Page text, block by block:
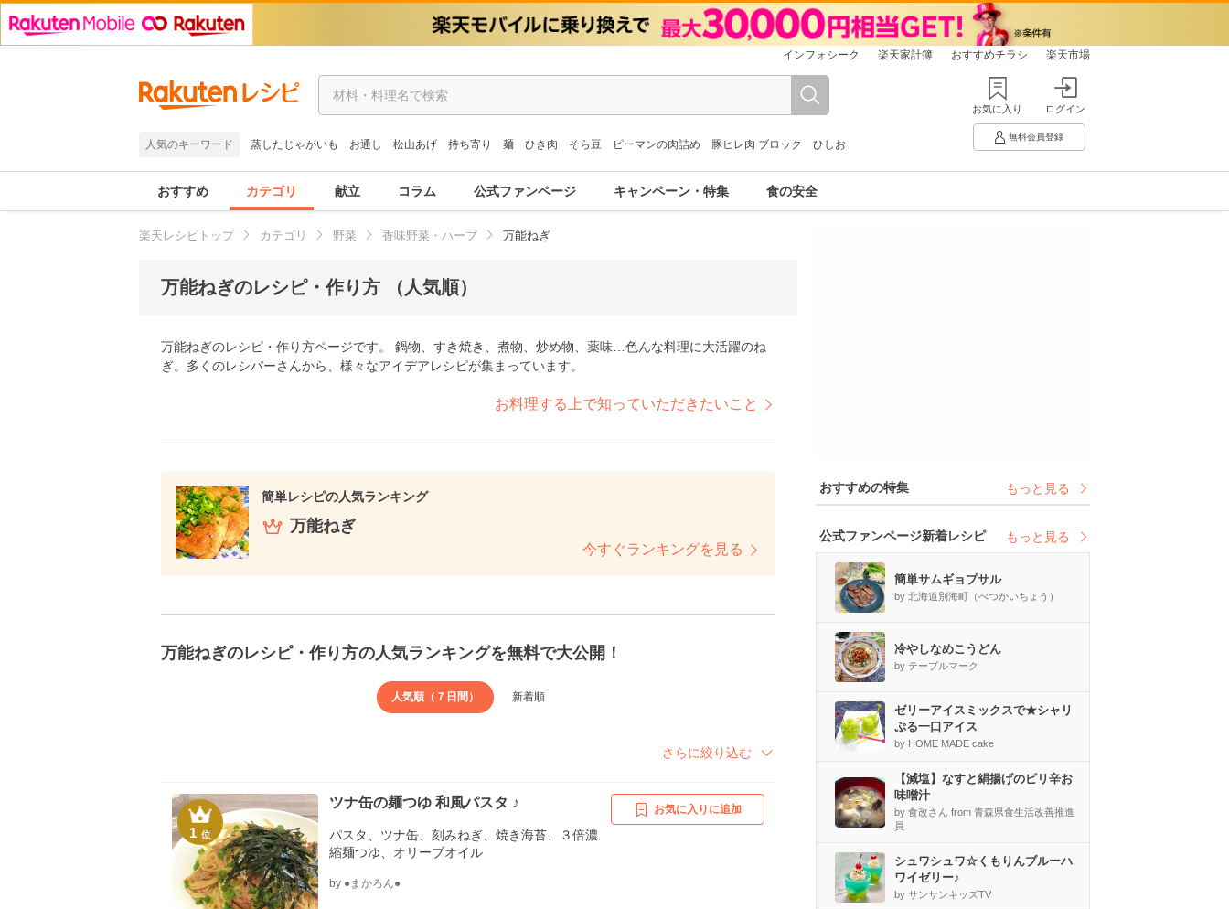
インフォシーク 楽天家計簿 おすすめチラシ 楽天市場
人気のキーワード 蒸したじゃがいも お通し 松山あげ 持ち寄り 麺 ひき肉 そら豆 ピーマンの肉詰め 豚ヒレ肉 ブロック ひしお
お気に入り ログイン
無料会員登録
おすすめ カテゴリ 献立 コラム 公式ファンページ キャンペーン・特集 食の安全
楽天レシピトップ カテゴリ 野菜 香味野菜・ハーブ 万能ねぎ
万能ねぎのレシピ・作り方 （人気順）
万能ねぎのレシピ・作り方ページです。 鍋物、すき焼き、煮物、炒め物、薬味…色んな料理に大活躍のね
ぎ。多くのレシパーさんから、様々なアイデアレシピが集まっています。
お料理する上で知っていただきたいこと
簡単レシピの人気ランキング
万能ねぎ
今すぐランキングを見る
万能ねぎのレシピ・作り方の人気ランキングを無料で大公開！
人気順（７日間） 新着順
さらに絞り込む
1位
ツナ缶の麺つゆ 和風パスタ ♪
パスタ、ツナ缶、刻みねぎ、焼き海苔、３倍濃
縮麺つゆ、オリーブオイル
by ●まかろん●
お気に入りに追加
おすすめの特集 もっと見る
公式ファンページ新着レシピ もっと見る
簡単サムギョプサル
by 北海道別海町（べつかいちょう）
冷やしなめこうどん
by テーブルマーク
ゼリーアイスミックスで★シャリ
ぷる一口アイス
by HOME MADE cake
【減塩】なすと絹揚げのピリ辛お
味噌汁
by 食改さん from 青森県食生活改善推進
員
シュワシュワ☆くもりんブルーハ
ワイゼリー♪
by サンサンキッズTV